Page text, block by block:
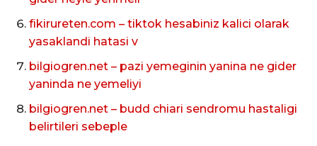
fikirureten.com – tiktok hesabiniz kalici olarak
yasaklandi hatasi v
bilgiogren.net – pazi yemeginin yanina ne gider
yaninda ne yemeliyi
bilgiogren.net – budd chiari sendromu hastaligi
belirtileri sebeple